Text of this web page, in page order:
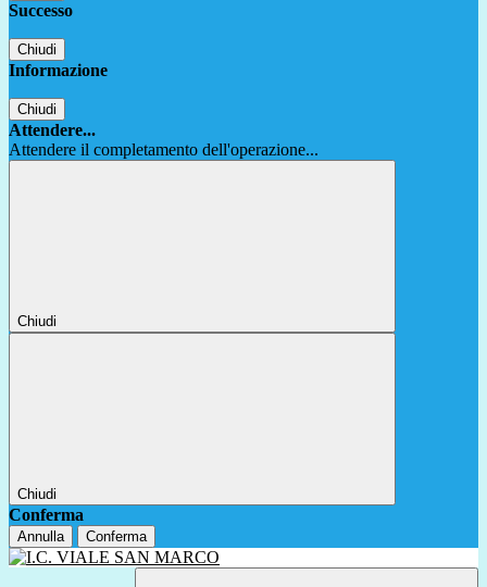
Successo
Chiudi
Informazione
Chiudi
Attendere...
Attendere il completamento dell'operazione...
Chiudi
Chiudi
Conferma
Annulla Conferma